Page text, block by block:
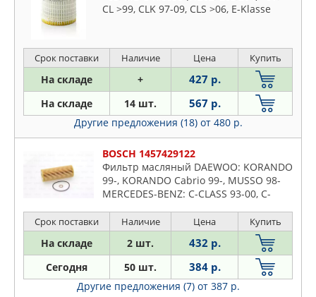
GEELY
GOODWILL
GOODYEAR
GP
GREEN FILTER
HOLA
HONDA
HYUNDAI-KIA
ISUZU
IVECO
JAGUAR
JAPANPARTS
Volvo
CL >99, CLK 97-09, CLS >06, E-Klasse
Klasse (W220,221) >97, Sprinter >06,
Viano >03, Vito II >03
Срок поставки Наличие Цена Купить
На складе + 427 р.
На складе 14 шт. 567 р.
Другие предложения (18) от 480 р.
BOSCH 1457429122
Фильтр масляный DAEWOO: KORANDO
99-, KORANDO Cabrio 99-, MUSSO 98-
MERCEDES-BENZ: C-CLASS 93-00, C-
CLASS купе 01-, C-CLASS ун
Срок поставки Наличие Цена Купить
На складе 2 шт. 432 р.
Сегодня 50 шт. 384 р.
Другие предложения (7) от 387 р.